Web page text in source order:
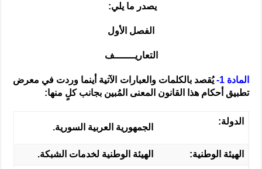
يصدر ما يلي:
الفصل الأول
التعاريـــــــف
المادة 1-
يُقصد بالكلمات والعبارات الآتية أينما وردت في معرض
تطبيق أحكام هذا القانون المعنى المُبين بجانب كلٍ منها:
الدولة:
الجمهورية العربية السورية.
الهيئة الوطنية: الهيئة الوطنية لخدمات الشبكة.